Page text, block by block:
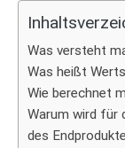
Was versteht
Was heißt
Wie berechnet
Warum wird für
des